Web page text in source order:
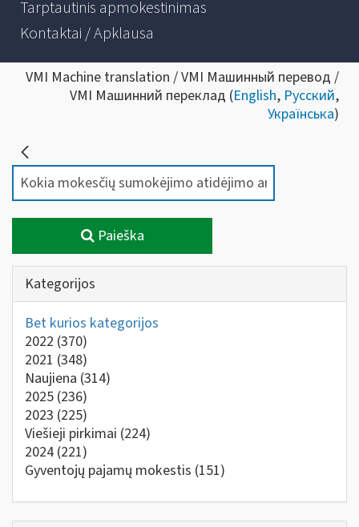
Tarptautinis apmokestinimas
Kontaktai / Apklausa
VMI Machine translation / VMI Машинный перевод /
VMI Машинний переклад (English, Русский,
Українська)
Paieška
Kategorijos
Bet kurios kategorijos
2022 (370)
2021 (348)
Naujiena (314)
2025 (236)
2023 (225)
Viešieji pirkimai (224)
2024 (221)
Gyventojų pajamų mokestis (151)